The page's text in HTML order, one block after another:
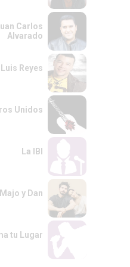
Carlos
Alvarado
Reyes
Unidos
La IBI
Majo y Dan
tu Lugar